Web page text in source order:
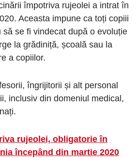
împotriva rujeolei a intrat în
Aceasta impune ca toți copiii
să se fi vindecat după o evoluție
la grădiniță, școală sau la
a copiilor.
îngrijitorii și alt personal
inclusiv din domeniul medical,
rujeolei, obligatorie în
începând din martie 2020